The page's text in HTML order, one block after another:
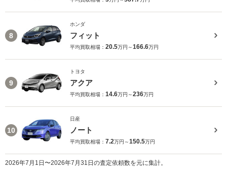
8
ホンダ
フィット
平均買取相場： 20.5万円～166.6万円
9
トヨタ
アクア
平均買取相場： 14.6万円～236万円
10
日産
ノート
平均買取相場： 7.2万円～150.5万円
2026年7月1日〜2026年7月31日の査定依頼数を元に集計。